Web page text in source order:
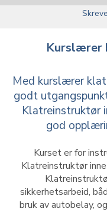
Kurslærer
Med kurslærer
godt
Klatreinstruktør
god
Kurset er for
Klatreinstruktør
sikkerhetsarbeid,
bruk av autobelay,